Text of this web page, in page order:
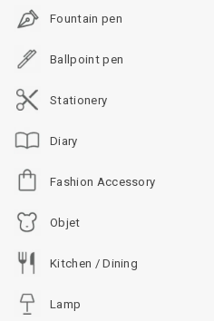
Fountain pen
Ballpoint pen
Stationery
Diary
Fashion Accessory
Objet
Kitchen / Dining
Lamp